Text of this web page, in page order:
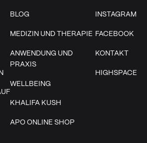
BLOG
MEDIZIN UND THERAPIE
ANWENDUNG UND
PRAXIS
WELLBEING
KHALIFA KUSH
APO ONLINE SHOP
INSTAGRAM
FACEBOOK
KONTAKT
HIGHSPACE